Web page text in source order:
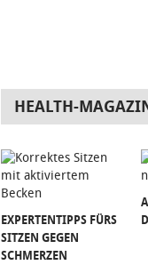
HEALTH-
EXPERTENTIPPS FÜRS
SITZEN GEGEN
SCHMERZEN